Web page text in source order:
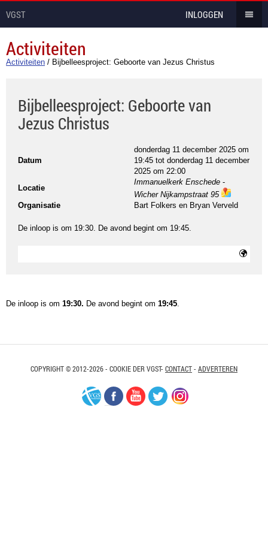
VGST INLOGGEN
Activiteiten
Activiteiten / Bijbelleesproject: Geboorte van Jezus Christus
Bijbelleesproject: Geboorte van
Jezus Christus
Datum
donderdag 11 december 2025 om
19:45 tot donderdag 11 december
2025 om 22:00
Locatie
Immanuelkerk Enschede -
Wicher Nijkampstraat 95
ps
Organisatie Bart Folkers en Bryan Verveld
De inloop is om 19:30. De avond begint om 19:45.
De inloop is om 19:30. De avond begint om 19:45.
COPYRIGHT © 2012-2026 - COOKIE DER VGST- CONTACT- ADVERTEREN